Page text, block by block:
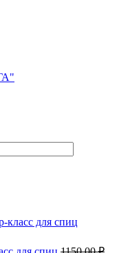
для спиц